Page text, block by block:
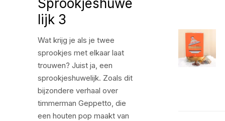
lijk 3
Wat krijg je als je twee
sprookjes met elkaar laat
trouwen? Juist ja, een
sprookjeshuwelijk. Zoals dit
bijzondere verhaal over
timmerman Geppetto, die
een houten pop maakt van